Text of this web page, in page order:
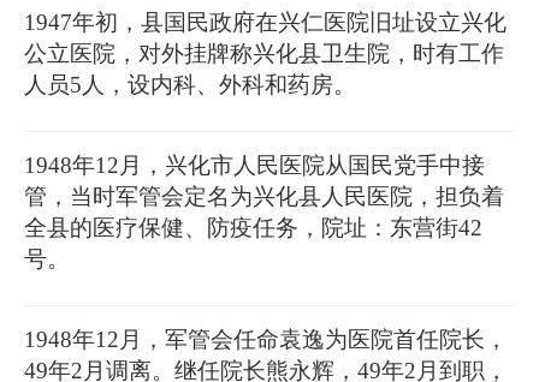
1947年初，县国民政府在兴仁医院旧址设立兴化
公立医院，对外挂牌称兴化县卫生院，时有工作
人员5人，设内科、外科和药房。
1948年12月，兴化市人民医院从国民党手中接
管，当时军管会定名为兴化县人民医院，担负着
全县的医疗保健、防疫任务，院址：东营街42
号。
1948年12月，军管会任命袁逸为医院首任院长，
49年2月调离。继任院长熊永辉，49年2月到职，